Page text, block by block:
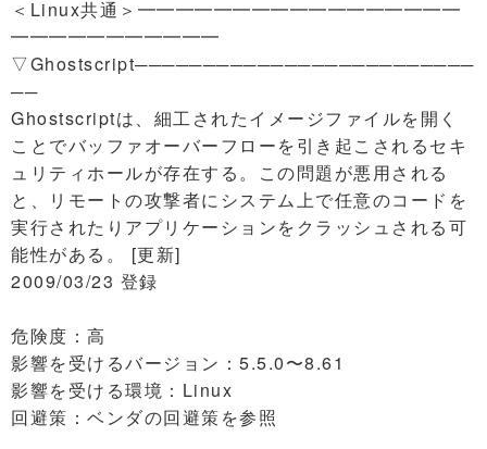
＜Linux共通＞━━━━━━━━━━━━━━━━━
━━━━━━━━━━━
▽Ghostscript─────────────────────────
──
Ghostscriptは、細工されたイメージファイルを開く
ことでバッファオーバーフローを引き起こされるセキ
ュリティホールが存在する。この問題が悪用される
と、リモートの攻撃者にシステム上で任意のコードを
実行されたりアプリケーションをクラッシュされる可
能性がある。 [更新]
2009/03/23 登録
危険度：高
影響を受けるバージョン：5.5.0〜8.61
影響を受ける環境：Linux
回避策：ベンダの回避策を参照